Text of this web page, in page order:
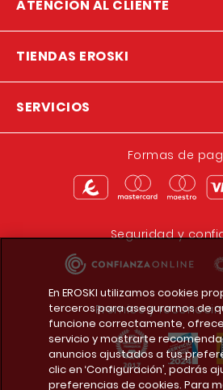
ATENCION AL CLIENTE
TIENDAS EROSKI
SERVICIOS
Formas de
Seguridad y
Premios y
En EROSKI utilizamos cookies
terceros para asegurarnos de
funcione correctamente,
servicio y mostrarte
anuncios ajustados a tus
clic en ‘Configuración’, podrás
preferencias de cookies. Para